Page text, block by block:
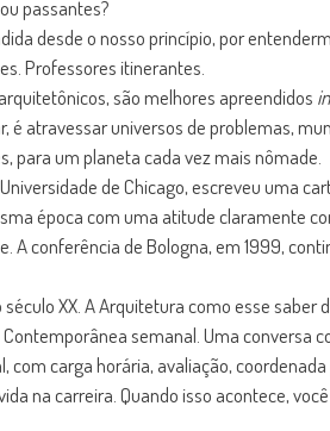
passantes?
desde o nosso princípio, por
Professores itinerantes.
são melhores apreendidos
atravessar universos de problemas,
para um planeta cada vez mais nômade.
de Chicago, escreveu uma
época com uma atitude claramente
conferência de Bologna, em 1999,
XX. A Arquitetura como esse
semanal. Uma conversa
com carga horária, avaliação,
na carreira. Quando isso acontece,